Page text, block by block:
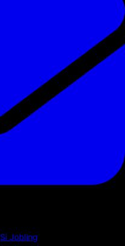
Si Jobling